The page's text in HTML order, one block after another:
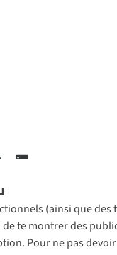
(ainsi que
te montrer des
Pour ne pas
générales Cookie